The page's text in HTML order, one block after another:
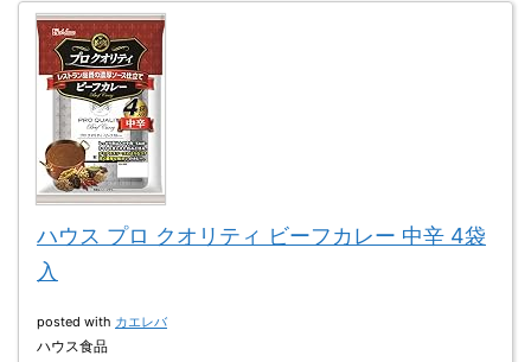
ハウス プロ クオリティ ビーフカレー 中辛 4袋
入
posted with カエレバ
ハウス食品